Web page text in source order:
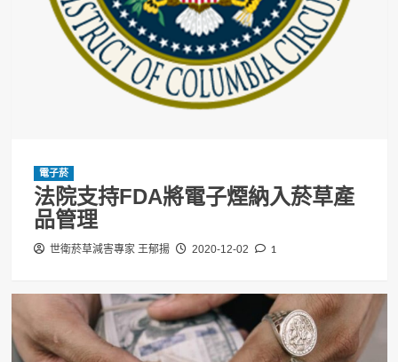
電子菸
法院支持FDA將電子煙納入菸草產
品管理
世衛菸草減害專家 王郁揚 2020-12-02 1